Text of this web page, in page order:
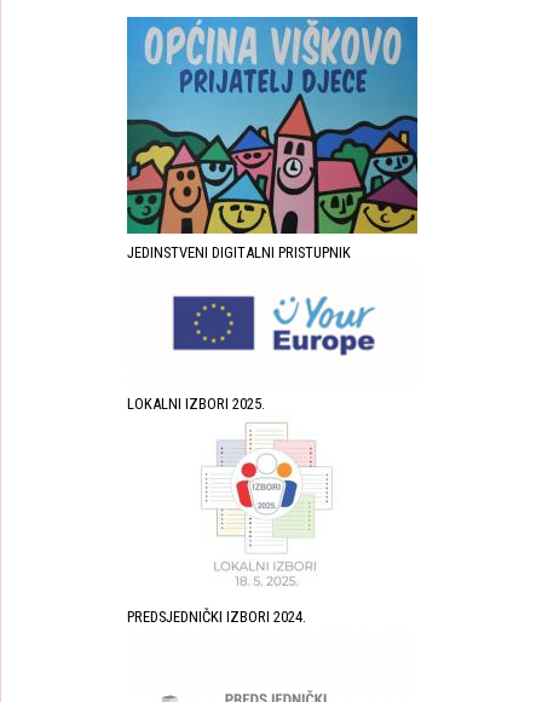
JEDINSTVENI DIGITALNI PRISTUPNIK
LOKALNI IZBORI 2025.
PREDSJEDNIČKI IZBORI 2024.